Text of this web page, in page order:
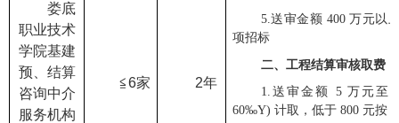
娄底
职业技术
学院基建
预
结算
咨询中介
服务机构
≦6家 2年
5.送审金额 400万元以
项招标
二、工程结算审核取费
1. 送审金额 5 万元至
60‰Y) 计取，低于 800 元按